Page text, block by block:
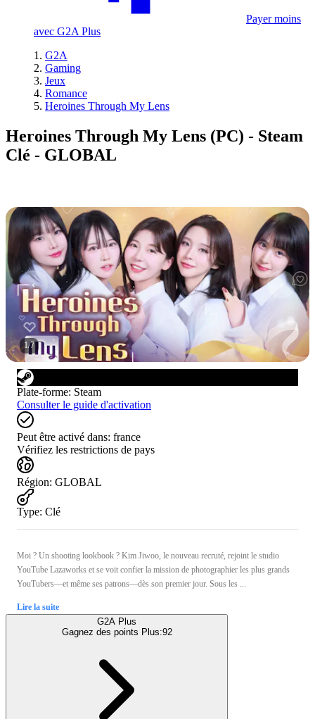
Payer moins
avec G2A Plus
G2A
Gaming
Jeux
Romance
Heroines Through My Lens
Heroines Through My Lens (PC) - Steam
Clé - GLOBAL
1/7
Plate-forme: Steam
Consulter le guide d'activation
Peut être activé dans: france
Vérifiez les restrictions de pays
Région: GLOBAL
Type: Clé
Moi ? Un shooting lookbook ? Kim Jiwoo, le nouveau recruté, rejoint le studio
YouTube Lazaworks et se voit confier la mission de photographier les plus grands
YouTubers—et même ses patrons—dès son premier jour. Sous les ...
Lire la suite
G2A Plus
Gagnez des points Plus:92